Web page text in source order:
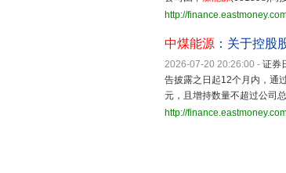
http://
中煤能源 ：关于控股
2026-07-20 20:26:00 - 证券
告披露之日起12个月内，通
元，且增持数量不超过公司总
http://